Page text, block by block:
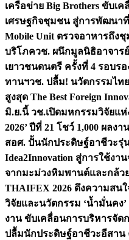
เครือข่าย Big Brothers ขับเ
เศรษฐกิจชุมชน สู่การพัฒนา
Mobile Unit ตรวจอาหารถึง
บริโภควช. ผนึกมูลนิธิอาจาร
เยาวชนดนตรี ครั้งที่ 4 รอบร
ทานฯวช. ปลื้ม! นวัตกรรมไท
สูงสุด The Best Foreign
มิ.ย.นี้ วช.เปิดมหกรรมวิจัยแห่
2026’ ปีที่ 21 โชว์ 1,000 ผลง
สอศ. ปั้นนักประดิษฐ์อาชีวะรุ่
Idea2Innovation สู่การใช้งาน
จากมะม่วงหิมพานต์และกล้ว
THAIFEX 2026 ดึงความสน
วิจัยและนวัตกรรม ‘น้ำมั่นคง
งาน ขับเคลื่อนการบริหารจั
ปลื้มนักประดิษฐ์อาชีวะอีสาน